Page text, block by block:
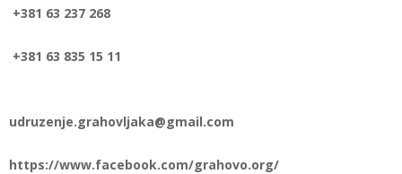
+381 63 237 268
+381 63 835 15 11
udruzenje.grahovljaka@gmail.com
https://www.facebook.com/grahovo.org/